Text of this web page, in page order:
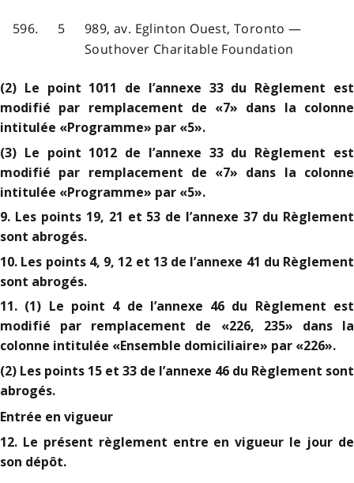
596. 5
989, av. Eglinton Ouest, Toronto —
Southover Charitable Foundation
(2) Le point 1011 de l’annexe 33 du Règlement est
modifié par remplacement de «7» dans la colonne
intitulée «Programme» par «5».
(3) Le point 1012 de l’annexe 33 du Règlement est
modifié par remplacement de «7» dans la colonne
intitulée «Programme» par «5».
9. Les points 19, 21 et 53 de l’annexe 37 du Règlement
sont abrogés.
10. Les points 4, 9, 12 et 13 de l’annexe 41 du Règlement
sont abrogés.
11. (1) Le point 4 de l’annexe 46 du Règlement est
modifié par remplacement de «226, 235» dans la
colonne intitulée «Ensemble domiciliaire» par «226».
(2) Les points 15 et 33 de l’annexe 46 du Règlement sont
abrogés.
Entrée en vigueur
12. Le présent règlement entre en vigueur le jour de
son dépôt.